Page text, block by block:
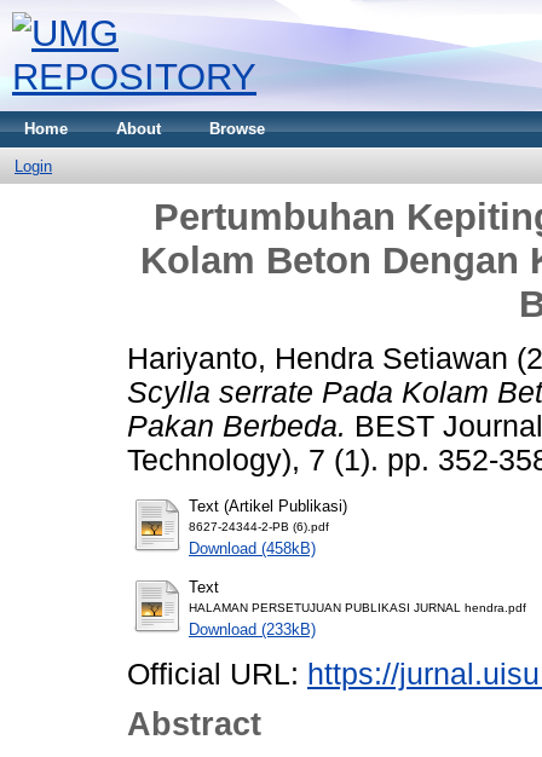
Home About Browse
Login
Pertumbuhan
Kolam Beton Dengan
Hariyanto, Hendra Setiawan
Scylla serrate Pada Kolam
Pakan Berbeda. BEST
Technology), 7 (1). pp. 352-
Text (Artikel Publikasi)
8627-24344-2-PB (6).pdf
Download (458kB)
Text
HALAMAN PERSETUJUAN PUBLIKASI JURNAL hendra.pdf
Download (233kB)
Official URL: https://
Abstract